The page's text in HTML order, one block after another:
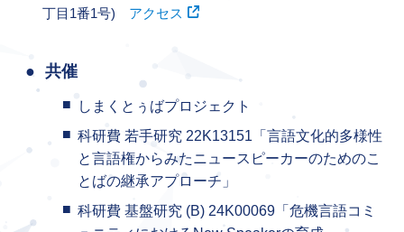
丁目1番1号) アクセス
共催
しまくとぅばプロジェクト
科研費 若手研究 22K13151「言語文化的多様性
と言語権からみたニュースピーカーのためのこ
とばの継承アプローチ」
科研費 基盤研究 (B) 24K00069「危機言語コミ